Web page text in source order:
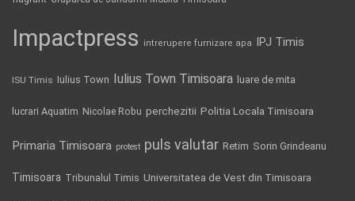
Impactpress intrerupere furnizare apa IPJ Timis
ISU Timis Iulius Town Iulius Town Timisoara luare de mita
lucrari Aquatim Nicolae Robu perchezitii Politia Locala Timisoara
Primaria Timisoara protest puls valutar Retim Sorin Grindeanu
Timisoara Tribunalul Timis Universitatea de Vest din Timisoara